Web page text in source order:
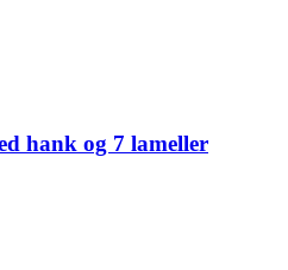
hank og 7 lameller